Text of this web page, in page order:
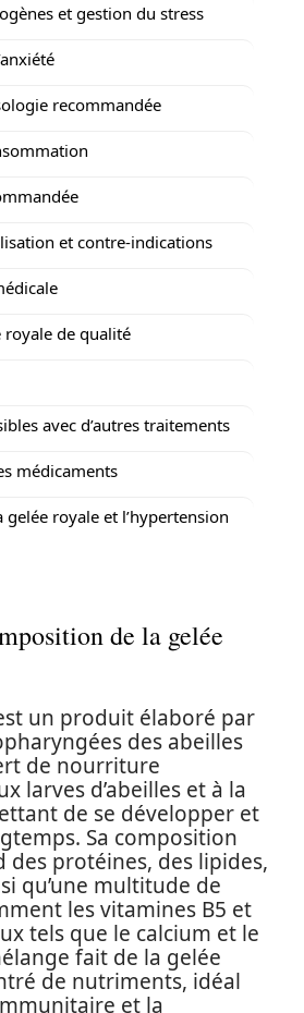
et gestion du stress
recommandée
et contre-indications
royale de qualité
avec d’autres traitements
médicaments
gelée royale et l’hypertension
de la gelée
un produit élaboré par
des abeilles
de nourriture
larves d’abeilles et à la
de se développer et
Sa composition
des protéines, des lipides,
qu’une multitude de
les vitamines B5 et
tels que le calcium et le
fait de la gelée
de nutriments, idéal
et la